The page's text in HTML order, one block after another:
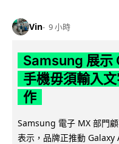
Vin 9 小時
Samsung 展示
手機毋須輸入
作
Samsung 電子 MX 部門
表示，品牌正推動